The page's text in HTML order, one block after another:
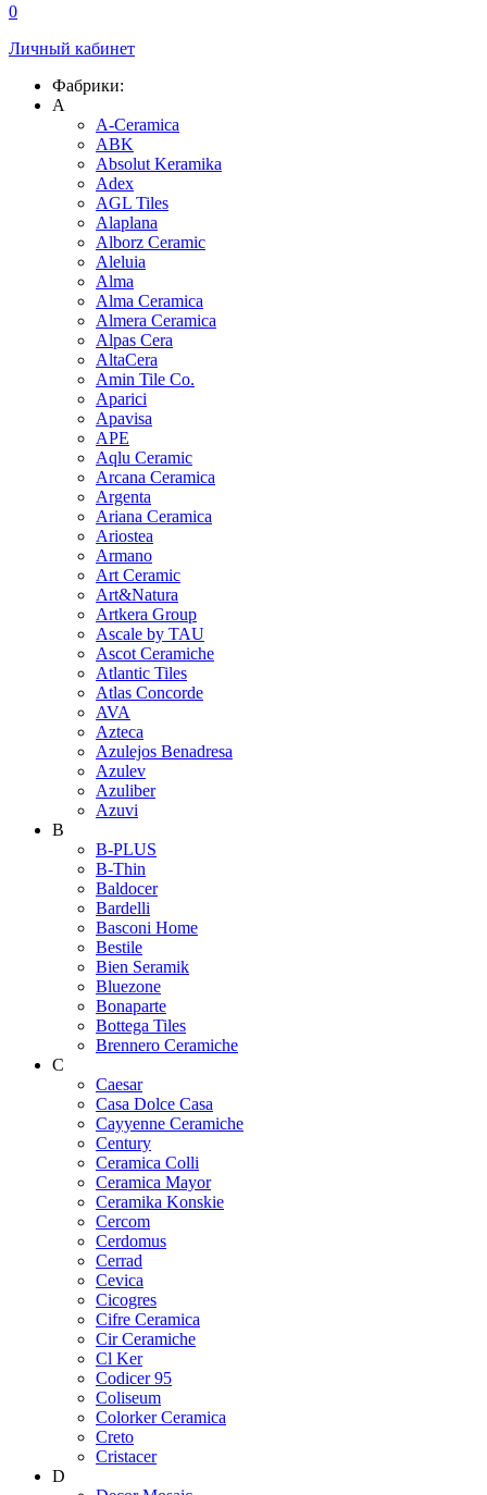
0
Личный кабинет
Фабрики:
A
A-Ceramica
ABK
Absolut Keramika
Adex
AGL Tiles
Alaplana
Alborz Ceramic
Aleluia
Alma
Alma Ceramica
Almera Ceramica
Alpas Cera
AltaCera
Amin Tile Co.
Aparici
Apavisa
APE
Aqlu Ceramic
Arcana Ceramica
Argenta
Ariana Ceramica
Ariostea
Armano
Art Ceramic
Art&Natura
Artkera Group
Ascale by TAU
Ascot Ceramiche
Atlantic Tiles
Atlas Concorde
AVA
Azteca
Azulejos Benadresa
Azulev
Azuliber
Azuvi
B
B-PLUS
B-Thin
Baldocer
Bardelli
Basconi Home
Bestile
Bien Seramik
Bluezone
Bonaparte
Bottega Tiles
Brennero Ceramiche
C
Caesar
Casa Dolce Casa
Cayyenne Ceramiche
Century
Ceramica Colli
Ceramica Mayor
Ceramika Konskie
Cercom
Cerdomus
Cerrad
Cevica
Cicogres
Cifre Ceramica
Cir Ceramiche
Cl Ker
Codicer 95
Coliseum
Colorker Ceramica
Creto
Cristacer
D